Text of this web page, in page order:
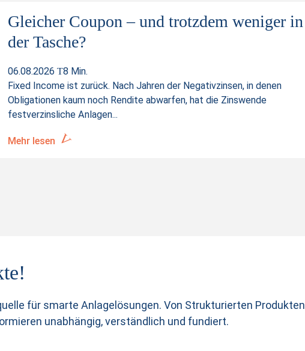
Gleicher Coupon – und trotzdem weniger in
der Tasche?
06.08.2026
8 Min.
Fixed Income ist zurück. Nach Jahren der Negativzinsen, in denen
Obligationen kaum noch Rendite abwarfen, hat die Zinswende
festverzinsliche Anlagen...
Mehr lesen
für smarte Anlagelösungen. Von Strukturierten Produkten
unabhängig, verständlich und fundiert.